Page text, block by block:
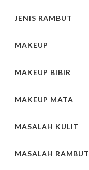
JENIS RAMBUT
MAKEUP
MAKEUP BIBIR
MAKEUP MATA
MASALAH KULIT
MASALAH RAMBUT